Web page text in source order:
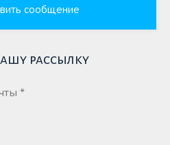
сообщение
рассылку